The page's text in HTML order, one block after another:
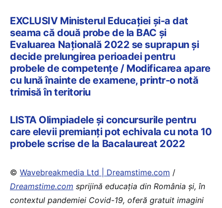
EXCLUSIV Ministerul Educației și-a dat
seama că două probe de la BAC și
Evaluarea Națională 2022 se suprapun și
decide prelungirea perioadei pentru
probele de competențe / Modificarea apare
cu lună înainte de examene, printr-o notă
trimisă în teritoriu
LISTA Olimpiadele și concursurile pentru
care elevii premianți pot echivala cu nota 10
probele scrise de la Bacalaureat 2022
© Wavebreakmedia Ltd | Dreamstime.com /
Dreamstime.com sprijină educaţia din România şi, în
contextul pandemiei Covid-19, oferă gratuit imagini